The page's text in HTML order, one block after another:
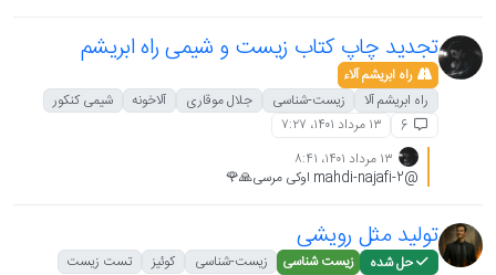
تجدید چاپ کتاب زیست و شیمی راه ابریشم
راه ابریشم آلاء
راه ابریشم آلا
زیست-شناسی جلال موقاری آلاخونه
شیمی کنکور
6
۱۳ مرداد ۱۴۰۱،‏ ۷:۲۷
۱۳ مرداد ۱۴۰۱،‏ ۸:۴۱
@mahdi-najafi-2 اوکی مرسی🙏🌹
تولید مثل رویشی
حل شده زیست شناسی زیست-شناسی کوئیز
تست زیست